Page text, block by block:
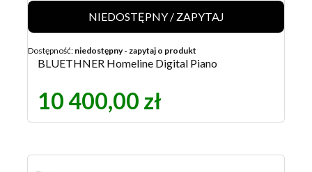
NIEDOSTĘPNY / ZAPYTAJ
Dostępność: niedostępny - zapytaj o produkt
BLUETHNER Homeline Digital Piano
10 400,00 zł